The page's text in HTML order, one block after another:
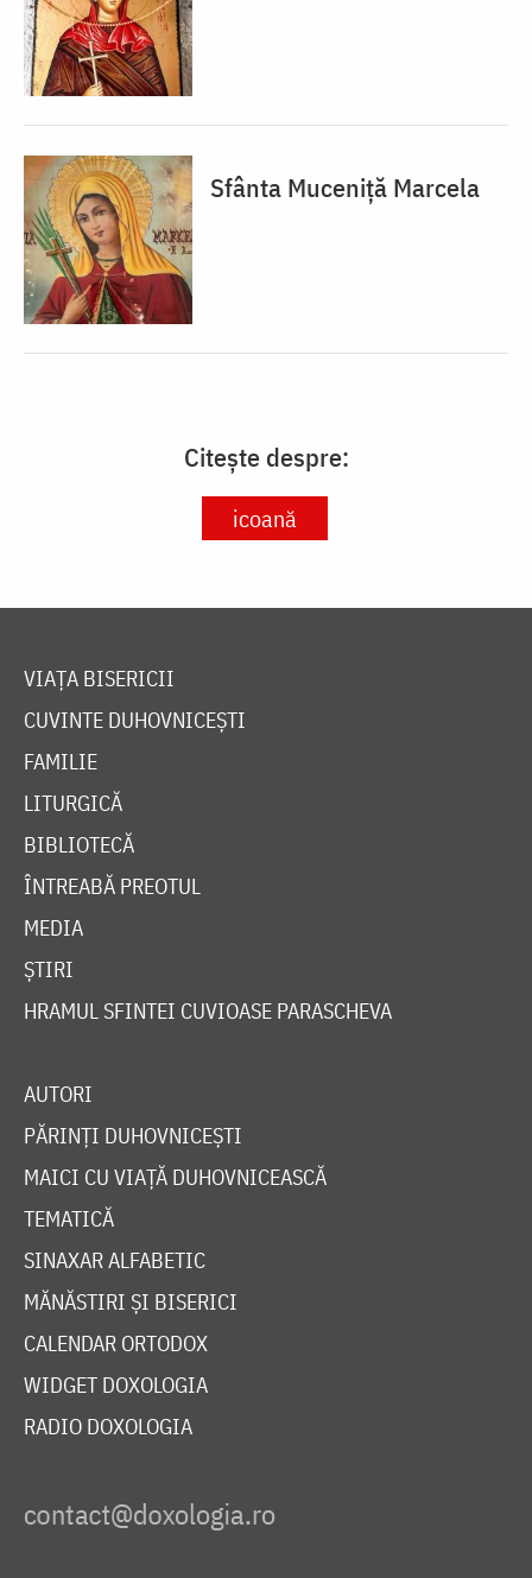
Sfânta Muceniță Marcela
Citește despre:
icoană
VIAȚA BISERICII
CUVINTE DUHOVNICEȘTI
FAMILIE
LITURGICĂ
BIBLIOTECĂ
ÎNTREABĂ PREOTUL
MEDIA
ȘTIRI
HRAMUL SFINTEI CUVIOASE PARASCHEVA
AUTORI
PĂRINȚI DUHOVNICEȘTI
MAICI CU VIAȚĂ DUHOVNICEASCĂ
TEMATICĂ
SINAXAR ALFABETIC
MĂNĂSTIRI ȘI BISERICI
CALENDAR ORTODOX
WIDGET DOXOLOGIA
RADIO DOXOLOGIA